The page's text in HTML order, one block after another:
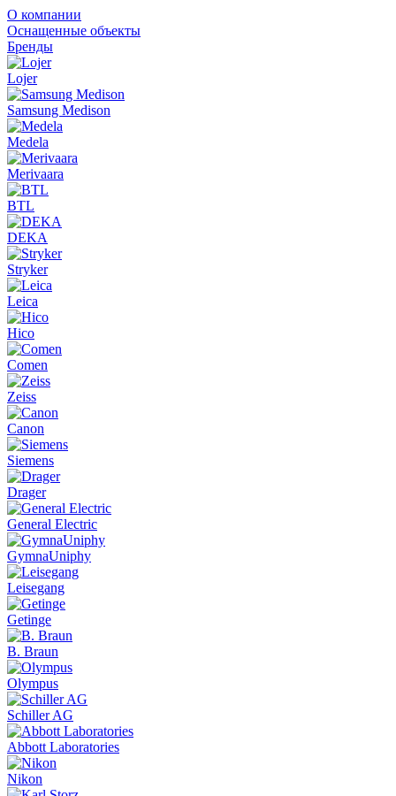
О компании
Оснащенные объекты
Бренды
Lojer
Samsung Medison
Medela
Merivaara
BTL
DEKA
Stryker
Leica
Hico
Comen
Zeiss
Canon
Siemens
Drager
General Electric
GymnaUniphy
Leisegang
Getinge
B. Braun
Olympus
Schiller AG
Abbott Laboratories
Nikon